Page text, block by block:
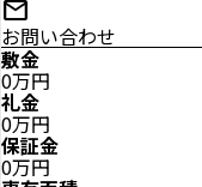
mail
お問い合わせ
敷金
0万円
礼金
0万円
保証金
0万円